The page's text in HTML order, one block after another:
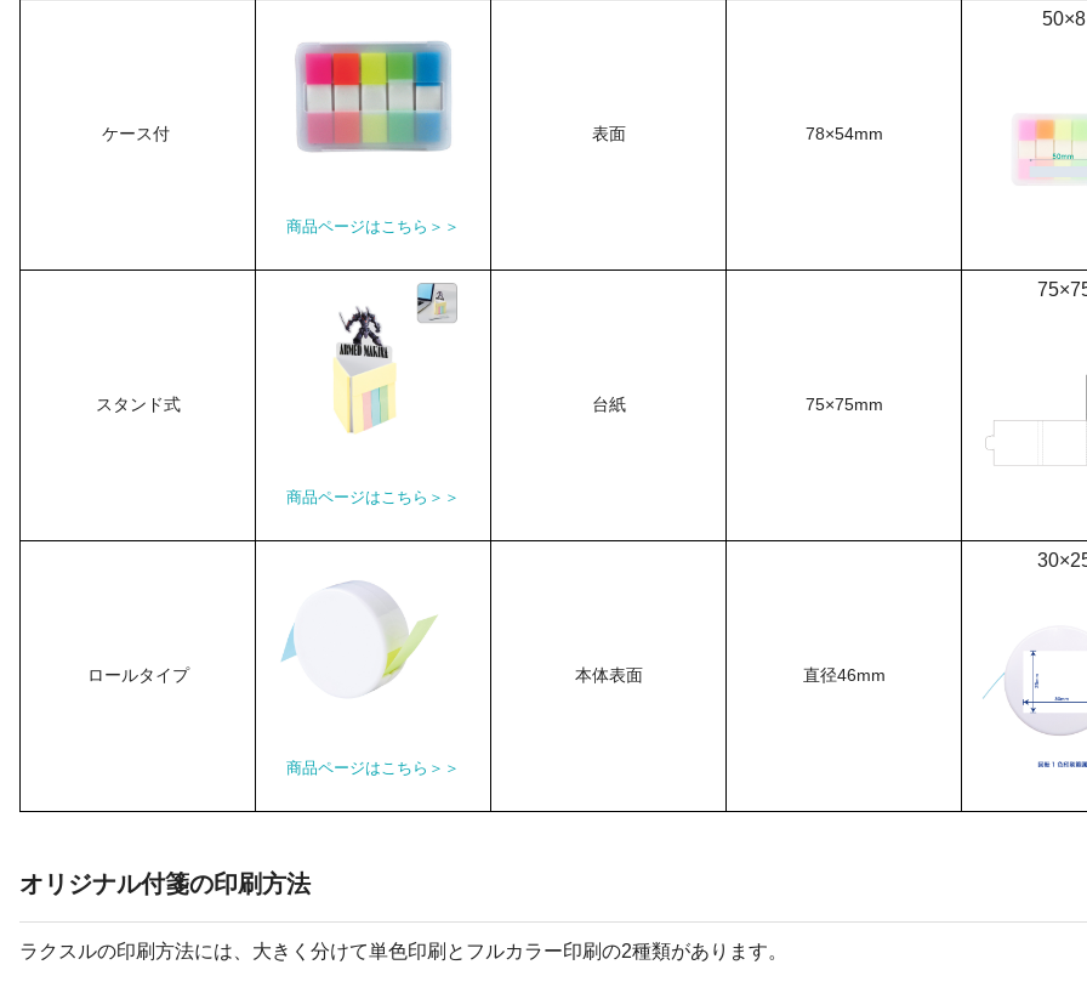
ケース付
商品ページはこちら＞＞
表面 78×54mm
スタンド式
商品ページはこちら＞＞
台紙 75×75mm
ロールタイプ
商品ページはこちら＞＞
本体表面 直径46mm
オリジナル付箋の印刷方法
ラクスルの印刷方法には、大きく分けて単色印刷とフルカラー印刷の2種類があります。